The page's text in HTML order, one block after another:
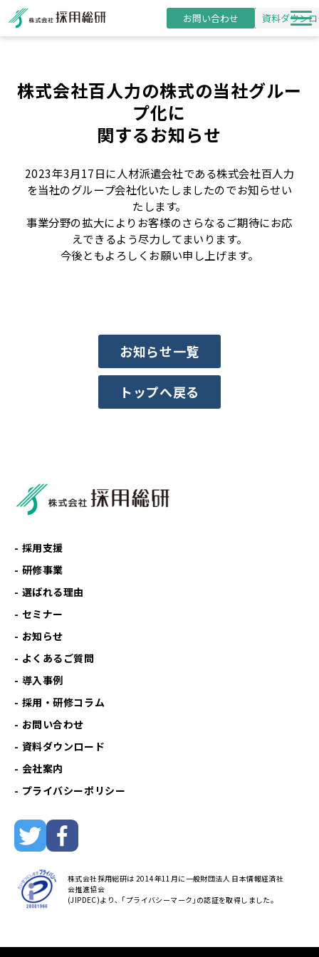
お問い合わせ 資料ダウン
研修事業
導入事例
採用・研修コラム
お役立ち資料
セミナー
株式会社百人力の株式の当社グルー
プ化に
関するお知らせ
2023年3月17日に人材派遣会社である株式会社百人力
を当社のグループ会社化いたしましたのでお知らせい
たします。
事業分野の拡大によりお客様のさらなるご期待にお応
えできるよう尽力してまいります。
今後ともよろしくお願い申し上げます。
お知らせ一覧
トップへ戻る
採用支援
研修事業
選ばれる理由
セミナー
お知らせ
よくあるご質問
導入事例
採用・研修コラム
お問い合わせ
資料ダウンロード
会社案内
プライバシーポリシー
株式会社採用総研は 2014年11月に一般財団法人 日本情報経済社
会推進協会
(JIPDEC)より、｢プライバシーマーク｣の認証を取得しました。